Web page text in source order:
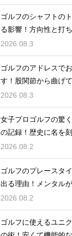
ゴルフのシャフトの
る影響！方向性と打
める鍵
2026.08.3
ゴルフのアドレスで
す！股関節から曲げ
確実に保つ
2026.08.3
女子プロゴルフの驚
の記録！歴史に名を
女の軌跡
2026.08.2
ゴルフのプレースタ
出る理由！メンタル
結するから
2026.08.2
ゴルフに使えるユニ